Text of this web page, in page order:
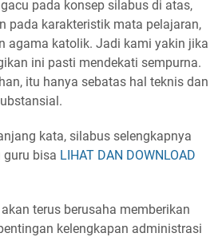
pada konsep silabus di atas,
pada karakteristik mata pelajaran,
agama katolik. Jadi kami yakin jika
ini pasti mendekati sempurna.
itu hanya sebatas hal teknis dan
kata, silabus selengkapnya
bisa LIHAT DAN DOWNLOAD
terus berusaha memberikan
kelengkapan administrasi